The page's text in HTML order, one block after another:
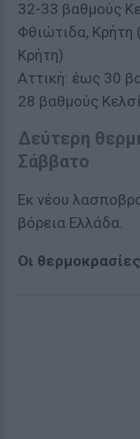
32-33 βαθμούς
Φθιώτιδα, Κρήτη
Κρήτη)
Αττική: έως 30
28 βαθμούς
Δεύτερη
Σάββατο
Εκ νέου
βόρεια Ελλάδα.
Οι